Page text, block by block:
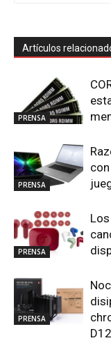
Artículos
PRENSA
PRENSA
PRENSA
PRENSA